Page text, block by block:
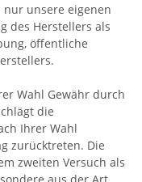
nur unsere eigenen
des Herstellers als
öffentliche
Wahl Gewähr durch
die
Ihrer Wahl
zurücktreten. Die
zweiten Versuch als